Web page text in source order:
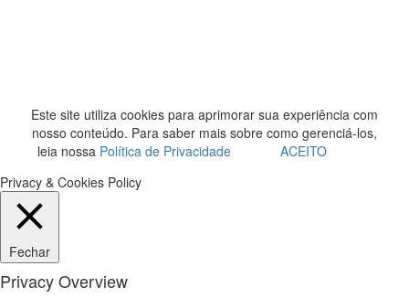
Este site utiliza cookies para aprimorar sua experiência com
nosso conteúdo. Para saber mais sobre como gerenciá-los,
leia nossa Política de Privacidade
ACEITO
Privacy & Cookies Policy
Fechar
Privacy Overview